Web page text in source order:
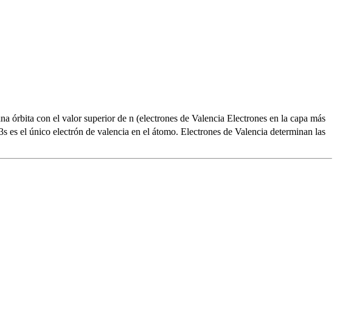
órbita con el valor superior de n (electrones de Valencia Electrones en la capa más
es el único electrón de valencia en el átomo. Electrones de Valencia determinan las